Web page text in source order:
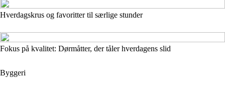
Hverdagskrus og favoritter til særlige stunder
Fokus på kvalitet: Dørmåtter, der tåler hverdagens slid
Byggeri